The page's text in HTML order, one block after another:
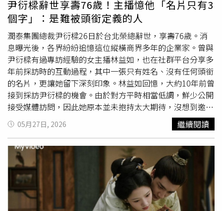
可愛、很『妹妹』感覺的女孩子，但真正開始對戲後，發現
她的眼神其實可以非常狠、非常有張力！」這種反差在可愛
的女生身上很難得。當被問及若二搭現代劇想嘗試的題材
時，周翊然興奮表示自己「超級愛開車」，非常希望能飾演
「痞帥賽車手」，並吐槽包上恩只能演「修車工程師」；包
上恩則反笑周翊然眼神病嬌，非常適合演「陰濕男鬼」，互
相吐槽的逗趣互動、相當可愛。
尹衍樑辭世享壽76歲！主播憶他「名片只有3
個字」：是難被頭銜定義的人
潤泰集團總裁尹衍樑26日於台北榮總辭世，享壽76歲。消
息曝光後，各界紛紛追憶這位縱橫商界多年的企業家。曾與
尹衍樑有過專訪經驗的女主播林益如，也在社群平台分享多
年前採訪時的互動過程，其中一張只有姓名、沒有任何頭銜
的名片，更讓她留下深刻印象。林益如回憶，大約10年前曾
接到採訪尹衍樑的機會。由於對方平時相當低調，鮮少公開
接受媒體訪問，因此她原本並未抱持太大期待，沒想到邀約
提出後，尹衍樑很快便答應，還直接表示：「妳播完新聞後
過來就好。」當天晚間，林益如與攝影團隊結束播報工作
後，約在8時30分抵達尹衍樑的辦公室。她形容，辦公空間
雖然不算寬敞，但整體陳設十分典雅，帶有濃厚歐洲古典
書
房氛圍，「像是一走進老圖書館」。在外界印象中，尹衍樑
總給人強勢、果斷的企業家形象，但林益如認為，私下的他
其實相當平易近人。她提到，雙方見面時，尹衍樑主動遞上
名片，而那張名片的設計極為簡潔，沒有印上董事長、總裁
05月27日, 2026 繼續閱讀